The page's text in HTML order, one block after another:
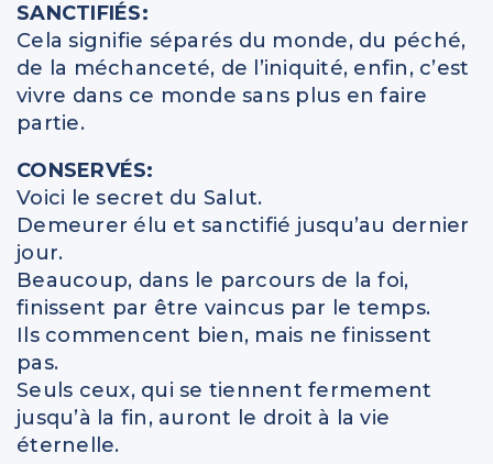
SANCTIFIÉS:
Cela signifie séparés du monde, du péché,
de la méchanceté, de l’iniquité, enfin, c’est
vivre dans ce monde sans plus en faire
partie.
CONSERVÉS:
Voici le secret du Salut.
Demeurer élu et sanctifié jusqu’au dernier
jour.
Beaucoup, dans le parcours de la foi,
finissent par être vaincus par le temps.
Ils commencent bien, mais ne finissent
pas.
Seuls ceux, qui se tiennent fermement
jusqu’à la fin, auront le droit à la vie
éternelle.